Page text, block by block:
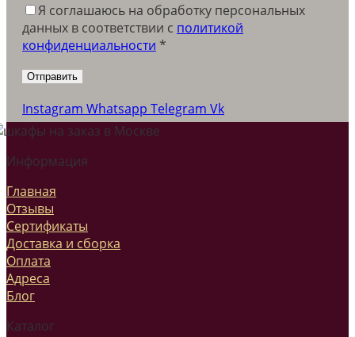
Я соглашаюсь на обработку персональных
данных в соответствии c политикой
конфиденциальности *
Instagram Whatsapp Telegram Vk
Информация
Главная
Отзывы
Сертификаты
Доставка и сборка
Оплата
Адреса
Блог
Каталог